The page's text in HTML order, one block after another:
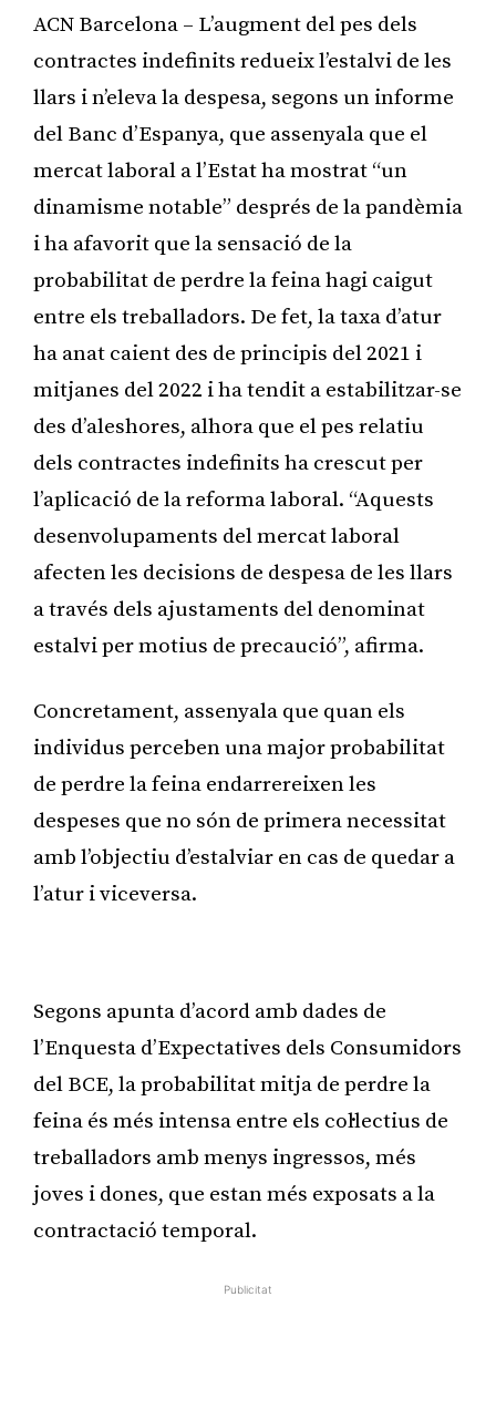
ACN Barcelona – L’augment del pes dels
contractes indefinits redueix l’estalvi de les
llars i n’eleva la despesa, segons un informe
del Banc d’Espanya, que assenyala que el
mercat laboral a l’Estat ha mostrat “un
dinamisme notable” després de la pandèmia
i ha afavorit que la sensació de la
probabilitat de perdre la feina hagi caigut
entre els treballadors. De fet, la taxa d’atur
ha anat caient des de principis del 2021 i
mitjanes del 2022 i ha tendit a estabilitzar-se
des d’aleshores, alhora que el pes relatiu
dels contractes indefinits ha crescut per
l’aplicació de la reforma laboral. “Aquests
desenvolupaments del mercat laboral
afecten les decisions de despesa de les llars
a través dels ajustaments del denominat
estalvi per motius de precaució”, afirma.
Concretament, assenyala que quan els
individus perceben una major probabilitat
de perdre la feina endarrereixen les
despeses que no són de primera necessitat
amb l’objectiu d’estalviar en cas de quedar a
l’atur i viceversa.
Segons apunta d’acord amb dades de
l’Enquesta d’Expectatives dels Consumidors
del BCE, la probabilitat mitja de perdre la
feina és més intensa entre els col·lectius de
treballadors amb menys ingressos, més
joves i dones, que estan més exposats a la
contractació temporal.
Publicitat